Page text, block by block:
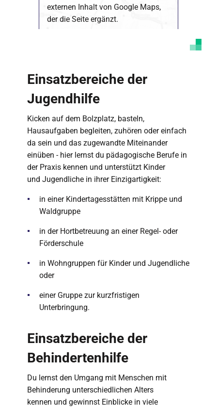
externen Inhalt von Google Maps,
der die Seite ergänzt.
personenbezogene Daten an Drittplattformen
übermittelt werden. Mehr dazu in unserer
Datenschutzerklärung
Einsatzbereiche der
Jugendhilfe
Kicken auf dem Bolzplatz, basteln,
Hausaufgaben begleiten, zuhören oder einfach
da sein und das zugewandte Miteinander
einüben - hier lernst du pädagogische Berufe in
der Praxis kennen und unterstützt Kinder
und Jugendliche in ihrer Einzigartigkeit:
in einer Kindertagesstätten mit Krippe und
Waldgruppe
in der Hortbetreuung an einer Regel- oder
Förderschule
in Wohngruppen für Kinder und Jugendliche
oder
einer Gruppe zur kurzfristigen
Unterbringung.
Einsatzbereiche der
Behindertenhilfe
Du lernst den Umgang mit Menschen mit
Behinderung unterschiedlichen Alters
kennen und gewinnst Einblicke in viele